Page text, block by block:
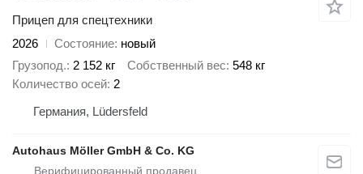
Прицеп для спецтехники
2026
Состояние новый
Грузопод. 2 152 кг Собственный вес 548 кг
Количество осей 2
Германия, Lüdersfeld
Autohaus Möller GmbH & Co. KG